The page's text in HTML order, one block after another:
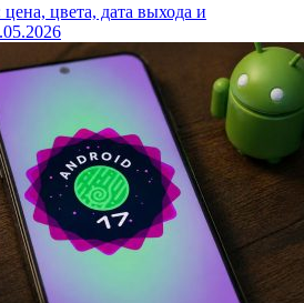
цвета, дата выхода и